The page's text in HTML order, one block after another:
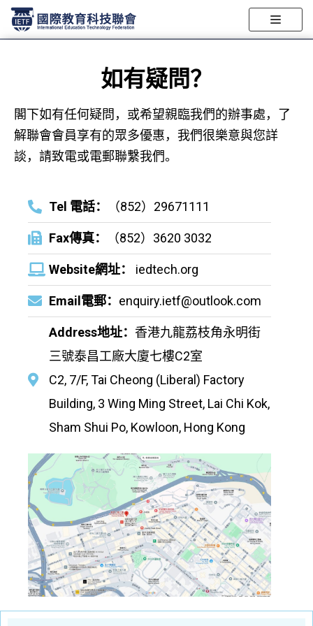
跳
如有疑問？
閣下如有任何疑問，或希望親臨我們的辦事處，了
解聯會會員享有的眾多優惠，我們很樂意與您詳
談，請致電或電郵聯繫我們。
Tel 電話： （852）29671111
Fax傳真： （852）3620 3032
Website網址： iedtech.org
Email電郵： enquiry.ietf@outlook.com
Address地址： 香港九龍荔枝角永明街
三號泰昌工廠大廈七樓C2室
C2, 7/F, Tai Cheong (Liberal) Factory
Building, 3 Wing Ming Street, Lai Chi Kok,
Sham Shui Po, Kowloon, Hong Kong